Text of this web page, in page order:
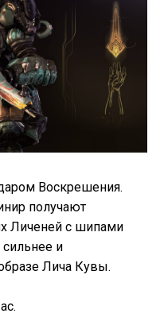
Воскрешения.
получают
Личеней с шипами
и
Лича Кувы.